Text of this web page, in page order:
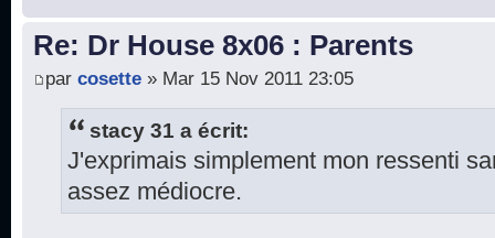
Re: Dr House 8x06 : Parents
par cosette » Mar 15 Nov 2011 23:05
stacy 31 a écrit:
J'exprimais simplement mon ressenti
assez médiocre.